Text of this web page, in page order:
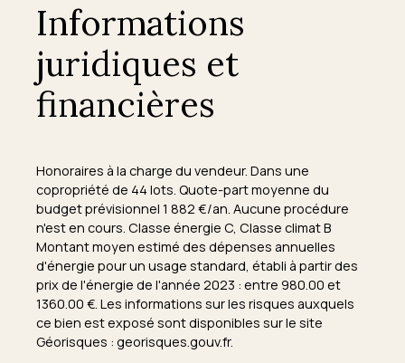
Informations
juridiques et
financières
Honoraires à la charge du vendeur. Dans une
copropriété de 44 lots. Quote-part moyenne du
budget prévisionnel 1 882 €/an. Aucune procédure
n'est en cours. Classe énergie C, Classe climat B
Montant moyen estimé des dépenses annuelles
d'énergie pour un usage standard, établi à partir des
prix de l'énergie de l'année 2023 : entre 980.00 et
1360.00 €. Les informations sur les risques auxquels
ce bien est exposé sont disponibles sur le site
Géorisques : georisques.gouv.fr.